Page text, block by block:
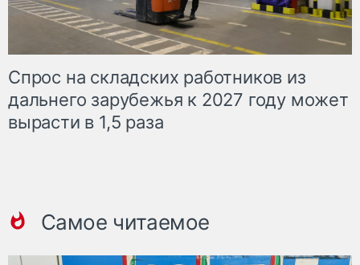
Спрос на складских работников из
дальнего зарубежья к 2027 году может
вырасти в 1,5 раза
Самое читаемое